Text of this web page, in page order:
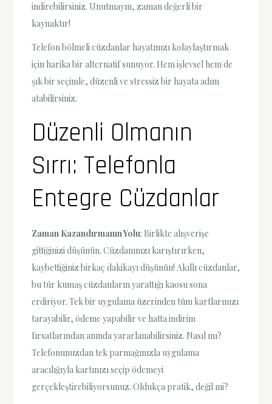
indirebilirsiniz. Unutmayın, zaman değerli bir
kaynaktır!
Telefon bölmeli cüzdanlar hayatınızı kolaylaştırmak
için harika bir alternatif sunuyor. Hem işlevsel hem de
şık bir seçimle, düzenli ve stressiz bir hayata adım
atabilirsiniz.
Düzenli Olmanın
Sırrı: Telefonla
Entegre Cüzdanlar
Zaman Kazandırmanın Yolu: Birlikte alışverişe
gittiğinizi düşünün. Cüzdanınızı karıştırırken,
kaybettiğiniz birkaç dakikayı düşünün! Akıllı cüzdanlar,
bu tür kumaş cüzdanların yarattığı kaosu sona
erdiriyor. Tek bir uygulama üzerinden tüm kartlarınızı
tarayabilir, ödeme yapabilir ve hatta indirim
fırsatlarından anında yararlanabilirsiniz. Nasıl mı?
Telefonunuzdan tek parmağınızla uygulama
aracılığıyla kartınızı seçip ödemeyi
gerçekleştirebiliyorsunuz. Oldukça pratik, değil mi?